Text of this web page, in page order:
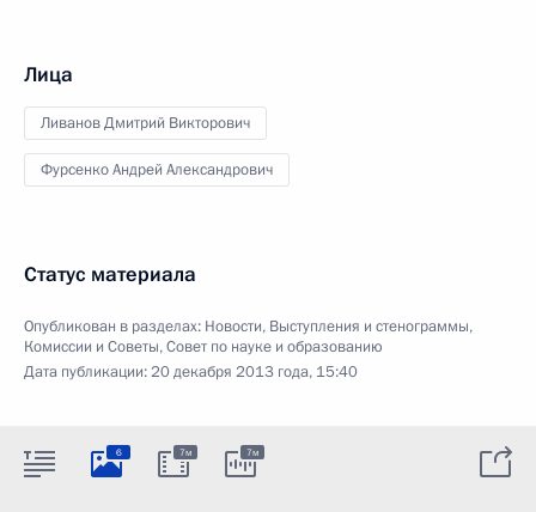
Лица
Ливанов Дмитрий Викторович
Фурсенко Андрей Александрович
Статус материала
Опубликован в разделах: Новости, Выступления и стенограммы,
Комиссии и Советы,Совет по науке и образованию
Дата публикации:20 декабря 2013 года, 15:40
6 7м 7м